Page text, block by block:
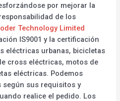
por mejorar la
de los
Technology Limited
IS9001 y la certificación
eléctricas urbanas, bicicletas
cross eléctricas, motos de
eléctricas. Podemos
según sus requisitos y
realice el pedido. Los